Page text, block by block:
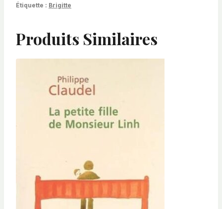
Étiquette : Brigitte
Produits Similaires